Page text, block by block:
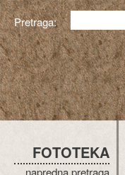
Pretraga:
FOTOTEKA
napredna pretraga